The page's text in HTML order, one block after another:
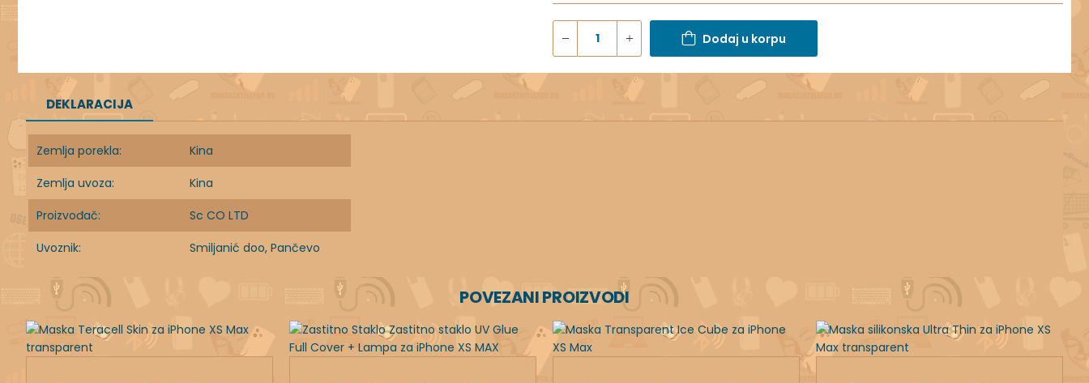
Dodaj u korpu
DEKLARACIJA
Zemlja porekla:
Kina
Zemlja uvoza:
Kina
Proizvođač:
Sc CO LTD
Uvoznik:
Smiljanić doo, Pančevo
POVEZANI PROIZVODI